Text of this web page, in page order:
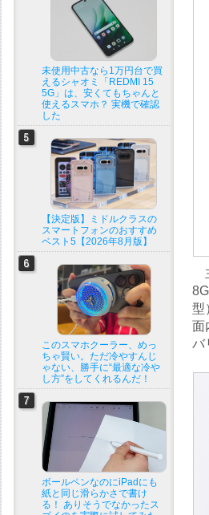
型
面
バ
未使用中古なら1万円台で買
えるシャオミ「REDMI 15
5G」は、安くてもちゃんと
使えるスマホ？ 実機で確認
した
【決定版】ミドルクラスの
スマートフォンのおすすめ
ベスト5【2026年8月版】
このスマホクーラー、めっ
ちゃ賢い。ただ冷やすんじ
ゃない、勝手に“最適な冷や
し方”をしてくれるんだ！
ボールペンなのにiPadにも
紙と同じ滑らかさで書け
る！ ありそうでなかったス